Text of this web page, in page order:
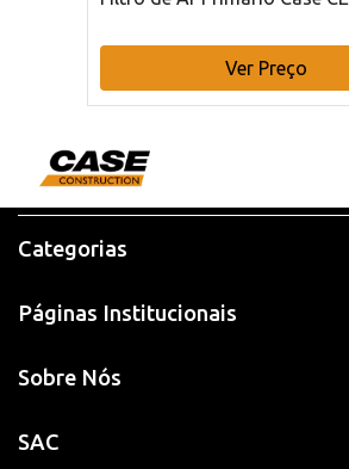
Ver Preço
Categorias
Páginas Institucionais
Sobre Nós
SAC